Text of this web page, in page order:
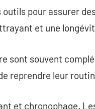
pour assurer
et une
sont souvent
reprendre leur
et chronophage.